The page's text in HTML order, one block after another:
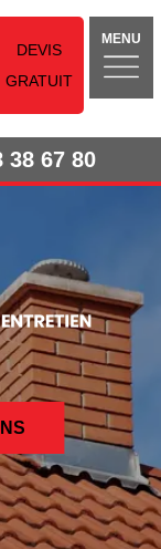
DEVIS
GRATUIT
MENU
38 67 80